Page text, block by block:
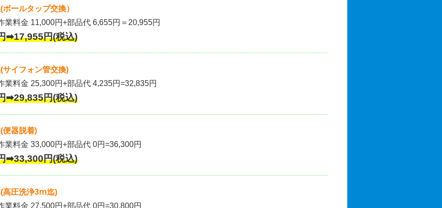
ールタップ交換）
業料金 11,000円+部品代 6,655円＝20,955円
➡17,955円(税込)
サイフォン管交換)
業料金 25,300円+部品代 4,235円=32,835円
➡29,835円(税込)
便器脱着)
業料金 33,000円+部品代 0円=36,300円
➡33,300円(税込)
高圧洗浄3ⅿ迄)
業料金 27,500円+部品代 0円=30,800円